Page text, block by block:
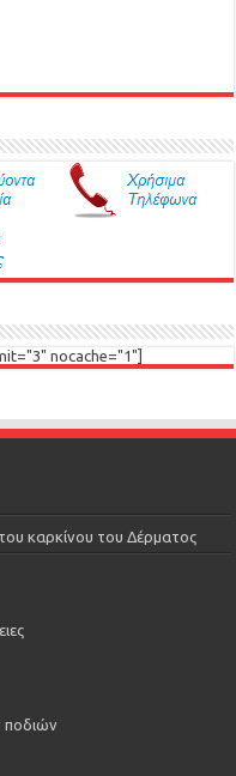
nocache="1"]
καρκίνου του Δέρματος
ποδιών